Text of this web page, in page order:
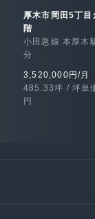
厚木市岡田5丁
階
小田急線 本厚木
分
3,520,000円/月
485.33坪 / 坪単
円